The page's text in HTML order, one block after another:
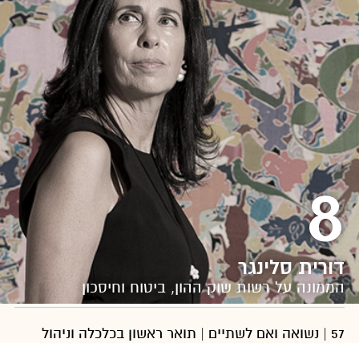
8
דורית סלינגר
הממונה על רשות שוק ההון, ביטוח וחיסכון
57 | נשואה ואם לשתיים | תואר ראשון בכלכלה וניהול